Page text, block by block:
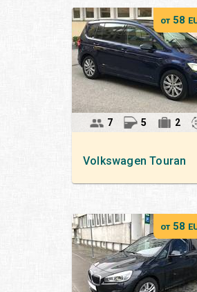
Volkswagen Touran
от 58
7 5 2
от 58